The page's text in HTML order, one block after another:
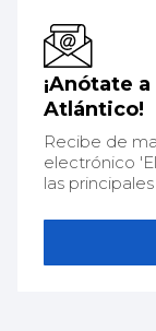
¡Anótate
Atlántico!
Recibe de
electrónico
las